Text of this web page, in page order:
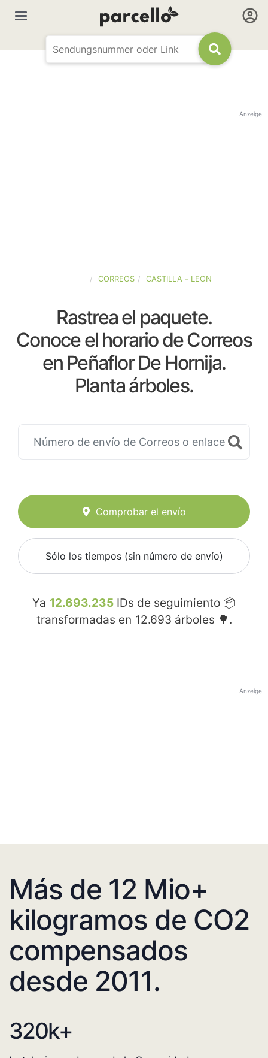
Anzeige
CORREOS CASTILLA - LEON
Rastrea el paquete.
Conoce el horario de Correos
en Peñaflor De Hornija.
Planta árboles.
Comprobar el envío
Sólo los tiempos (sin número de envío)
Ya 12.693.235 IDs de seguimiento 📦
transformadas en 12.693 árboles 🌳.
Anzeige
Más de 12 Mio+
kilogramos de CO2
compensados
desde 2011.
320k+